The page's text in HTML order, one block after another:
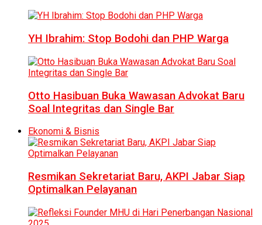
YH Ibrahim: Stop Bodohi dan PHP Warga
Otto Hasibuan Buka Wawasan Advokat Baru
Soal Integritas dan Single Bar
Ekonomi & Bisnis
Resmikan Sekretariat Baru, AKPI Jabar Siap
Optimalkan Pelayanan